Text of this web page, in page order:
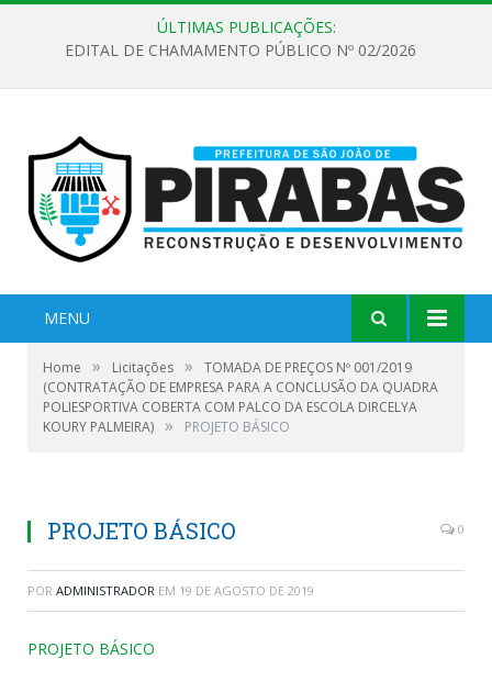
ÚLTIMAS PUBLICAÇÕES:
EDITAL DE CHAMAMENTO PÚBLICO Nº 02/2026
MENU
Home » Licitações »
TOMADA DE PREÇOS Nº 001/2019
(CONTRATAÇÃO DE EMPRESA PARA A CONCLUSÃO DA QUADRA
POLIESPORTIVA COBERTA COM PALCO DA ESCOLA DIRCELYA
KOURY PALMEIRA) » PROJETO BÁSICO
PROJETO BÁSICO 0
POR ADMINISTRADOR EM 19 DE AGOSTO DE 2019
PROJETO BÁSICO